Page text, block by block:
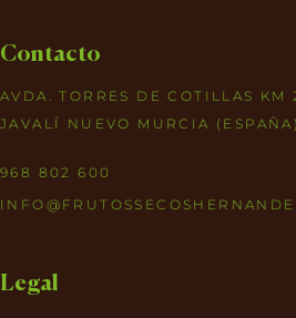
Contacto
AVDA. TORRES DE COTILLAS KM
JAVALÍ NUEVO MURCIA (ESPAÑA)
968 802 600
Legal